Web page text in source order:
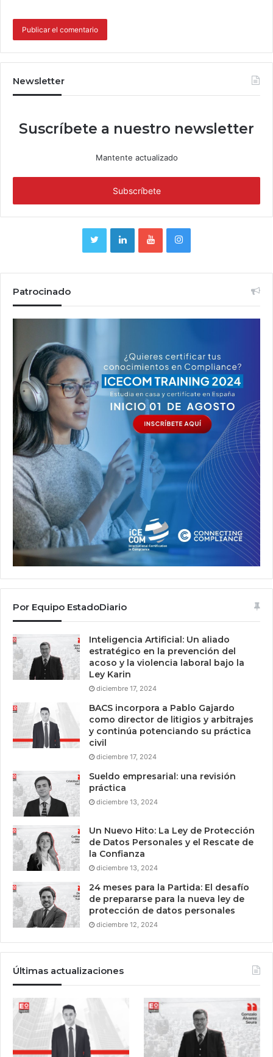
Newsletter
Suscríbete a nuestro newsletter
Mantente actualizado
Patrocinado
Por Equipo EstadoDiario
Inteligencia Artificial: Un aliado
estratégico en la prevención del
acoso y la violencia laboral bajo la
Ley Karin
diciembre 17, 2024
BACS incorpora a Pablo Gajardo
como director de litigios y arbitrajes
y continúa potenciando su práctica
civil
diciembre 17, 2024
Sueldo empresarial: una revisión
práctica
diciembre 13, 2024
Un Nuevo Hito: La Ley de Protección
de Datos Personales y el Rescate de
la Confianza
diciembre 13, 2024
24 meses para la Partida: El desafío
de prepararse para la nueva ley de
protección de datos personales
diciembre 12, 2024
Últimas actualizaciones